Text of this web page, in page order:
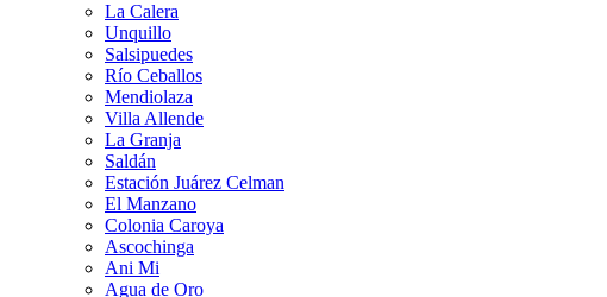
La Calera
Unquillo
Salsipuedes
Río Ceballos
Mendiolaza
Villa Allende
La Granja
Saldán
Estación Juárez Celman
El Manzano
Colonia Caroya
Ascochinga
Ani Mi
Agua de Oro